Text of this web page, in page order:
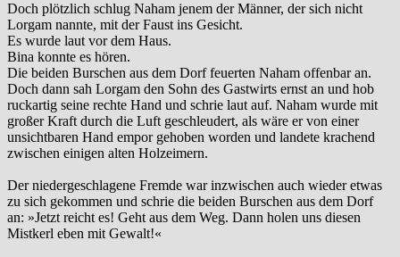
Doch plötzlich schlug Naham jenem der Männer, der sich nicht
Lorgam nannte, mit der Faust ins Gesicht.
Es wurde laut vor dem Haus.
Bina konnte es hören.
Die beiden Burschen aus dem Dorf feuerten Naham offenbar an.
Doch dann sah Lorgam den Sohn des Gastwirts ernst an und hob
ruckartig seine rechte Hand und schrie laut auf. Naham wurde mit
großer Kraft durch die Luft geschleudert, als wäre er von einer
unsichtbaren Hand empor gehoben worden und landete krachend
zwischen einigen alten Holzeimern.
Der niedergeschlagene Fremde war inzwischen auch wieder etwas
zu sich gekommen und schrie die beiden Burschen aus dem Dorf
an: »Jetzt reicht es! Geht aus dem Weg. Dann holen uns diesen
Mistkerl eben mit Gewalt!«